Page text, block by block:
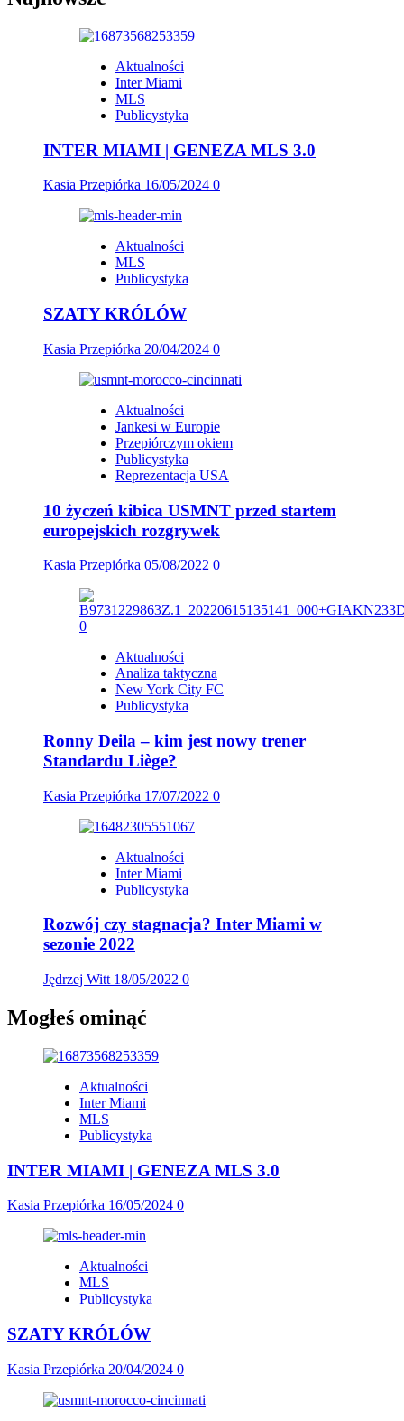
Aktualności
Inter Miami
MLS
Publicystyka
INTER MIAMI | GENEZA MLS 3.0
Kasia Przepiórka 16/05/2024 0
Aktualności
MLS
Publicystyka
SZATY KRÓLÓW
Kasia Przepiórka 20/04/2024 0
Aktualności
Jankesi w Europie
Przepiórczym okiem
Publicystyka
Reprezentacja USA
10 życzeń kibica USMNT przed startem
europejskich rozgrywek
Kasia Przepiórka 05/08/2022 0
Aktualności
Analiza taktyczna
New York City FC
Publicystyka
Ronny Deila – kim jest nowy trener
Standardu Liège?
Kasia Przepiórka 17/07/2022 0
Aktualności
Inter Miami
Publicystyka
Rozwój czy stagnacja? Inter Miami w
sezonie 2022
Jędrzej Witt 18/05/2022 0
Mogłeś ominąć
Aktualności
Inter Miami
MLS
Publicystyka
INTER MIAMI | GENEZA MLS 3.0
Kasia Przepiórka 16/05/2024 0
Aktualności
MLS
Publicystyka
SZATY KRÓLÓW
Kasia Przepiórka 20/04/2024 0